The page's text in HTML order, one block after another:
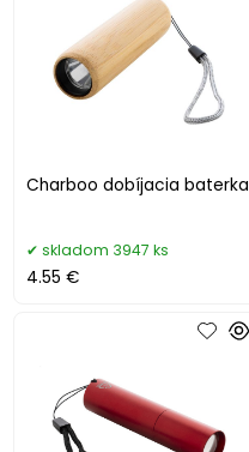
Charboo dobíjacia baterka
skladom 3947 ks
4.55 €